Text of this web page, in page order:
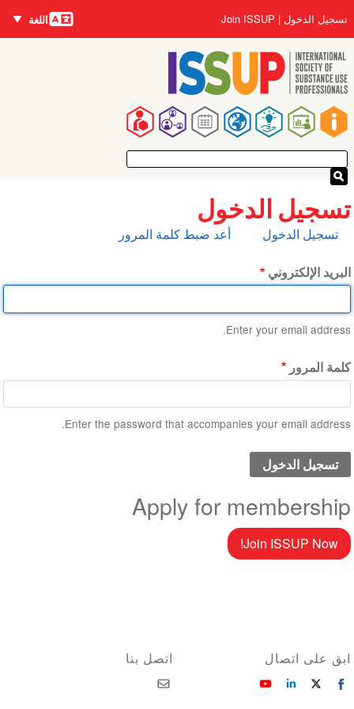
إلى
المحتوى
الرئيسي
Main
navigation
User
account
menu
تسجيل الدخول Join ISSUP اللغات
اللغة
تسجيل الدخول
التبويبات
الأساسية
تسجيل الدخول أعد ضبط كلمة المرور
البريد الإلكتروني
Enter your email address.
كلمة المرور
Enter the password that accompanies your email address.
Apply for membership
Join ISSUP Now!
اتصل بنا ابق على اتصال